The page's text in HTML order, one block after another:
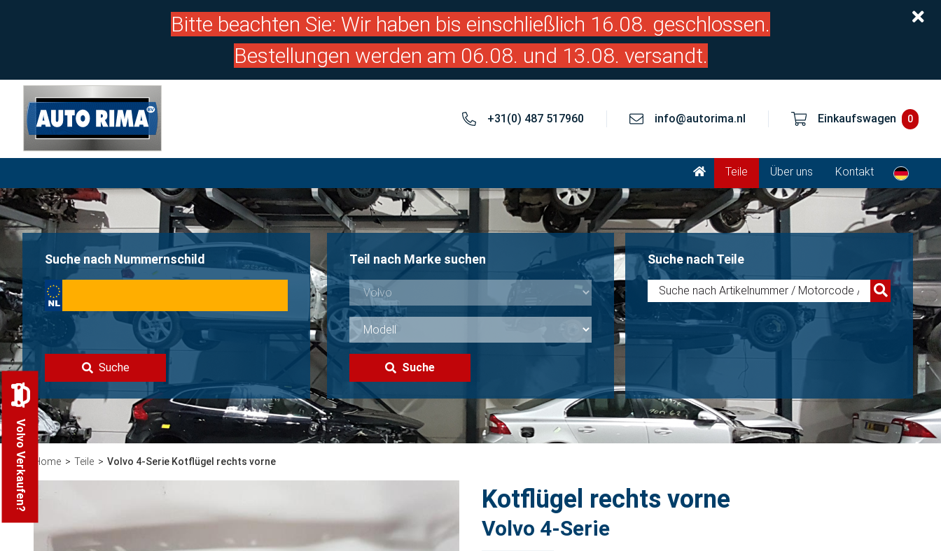
Bitte beachten Sie: Wir haben bis einschließlich 16.08. geschlossen.
Bestellungen werden am 06.08. und 13.08. versandt.
+31(0) 487 517960 info@autorima.nl Einkaufswagen 0
Teile Über uns Kontakt
Suche nach Nummernschild
Suche
Teil nach Marke suchen
Suche
Suche nach Teile
Home Teile Volvo 4-Serie Kotflügel rechts vorne
Kotflügel rechts vorne
Volvo 4-Serie
Volvo Verkaufen?